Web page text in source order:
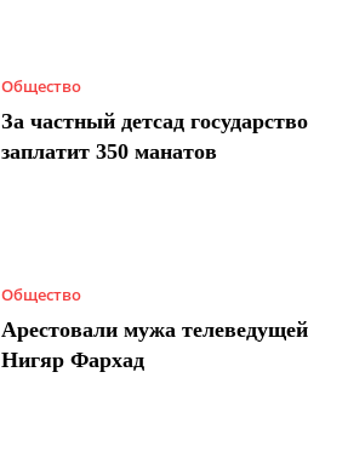
Общество
За частный детсад государство
заплатит 350 манатов
Общество
Арестовали мужа телеведущей
Нигяр Фархад